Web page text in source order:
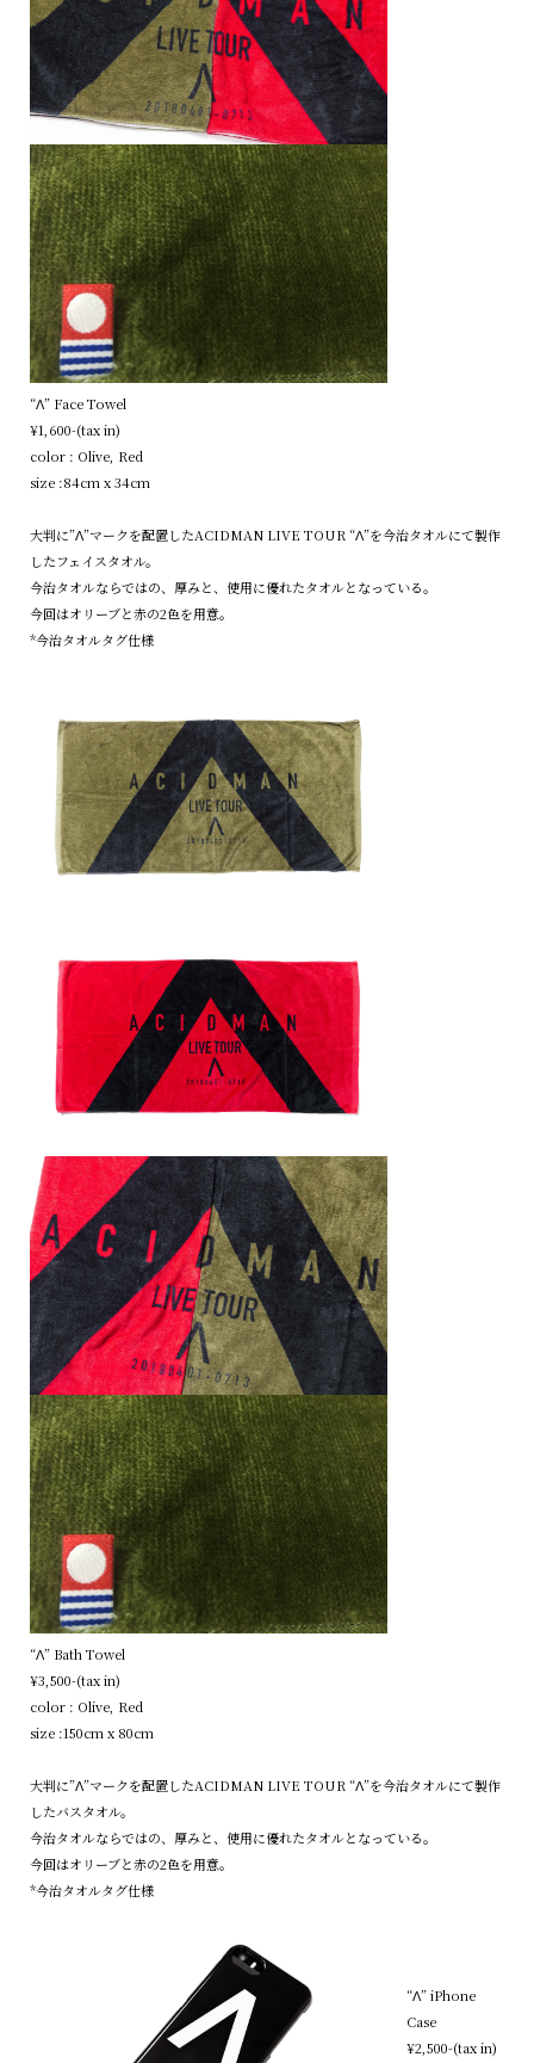
“Λ” Face Towel
¥1,600-(tax in)
color : Olive, Red
size :84cm x 34cm
大判に”Λ”マークを配置したACIDMAN LIVE TOUR “Λ”を今治タオルにて製作
したフェイスタオル。
今治タオルならではの、厚みと、使用に優れたタオルとなっている。
今回はオリーブと赤の2色を用意。
*今治タオルタグ仕様
“Λ” Bath Towel
¥3,500-(tax in)
color : Olive, Red
size :150cm x 80cm
大判に”Λ”マークを配置したACIDMAN LIVE TOUR “Λ”を今治タオルにて製作
したバスタオル。
今治タオルならではの、厚みと、使用に優れたタオルとなっている。
今回はオリーブと赤の2色を用意。
*今治タオルタグ仕様
“Λ” iPhone
Case
¥2,500-(tax in)